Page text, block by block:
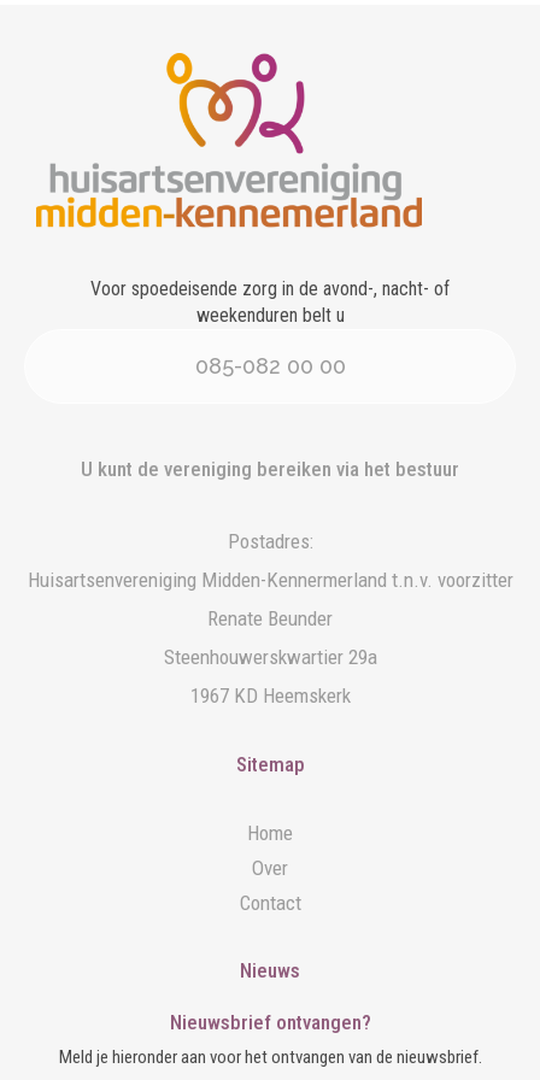
Voor spoedeisende zorg in de avond-, nacht- of
weekenduren belt u
085-082 00 00
U kunt de vereniging bereiken via het bestuur
Postadres:
Huisartsenvereniging Midden-Kennermerland t.n.v. voorzitter
Renate Beunder
Steenhouwerskwartier 29a
1967 KD Heemskerk
Sitemap
Home
Over
Contact
Nieuws
Nieuwsbrief ontvangen?
Meld je hieronder aan voor het ontvangen van de nieuwsbrief.